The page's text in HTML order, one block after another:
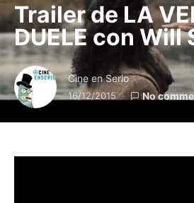
Trailer de LA
DUELE con Will
Cine en Serio
16/12/2015 No